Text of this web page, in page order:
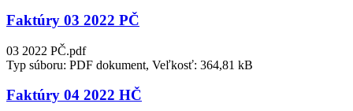
Faktúry 03 2022 PČ
03 2022 PČ.pdf
Typ súboru: PDF dokument, Veľkosť: 364,81 kB
Faktúry 04 2022 HČ